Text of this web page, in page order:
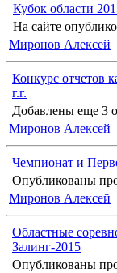
Кубок области
На сайте
Миронов Алексей
Конкурс отчетов
г.г.
Добавлены еще 3
Миронов Алексей
Чемпионат и
Опубликованы
Миронов Алексей
Областные
Залинг-2015
Опубликованы